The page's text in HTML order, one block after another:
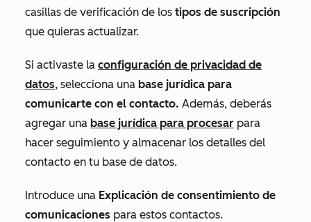
casillas de verificación de los tipos de suscripción
que quieras actualizar.
Si activaste la configuración de privacidad de
datos, selecciona una base jurídica para
comunicarte con el contacto. Además, deberás
agregar una base jurídica para procesar para
hacer seguimiento y almacenar los detalles del
contacto en tu base de datos.
Introduce una Explicación de consentimiento de
comunicaciones para estos contactos.